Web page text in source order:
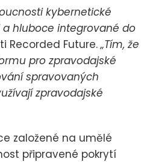
kybernetické
hluboce integrované do
Recorded Future.„Tím, že
pro zpravodajské
spravovaných
zpravodajské
založené na umělé
připravené pokrytí